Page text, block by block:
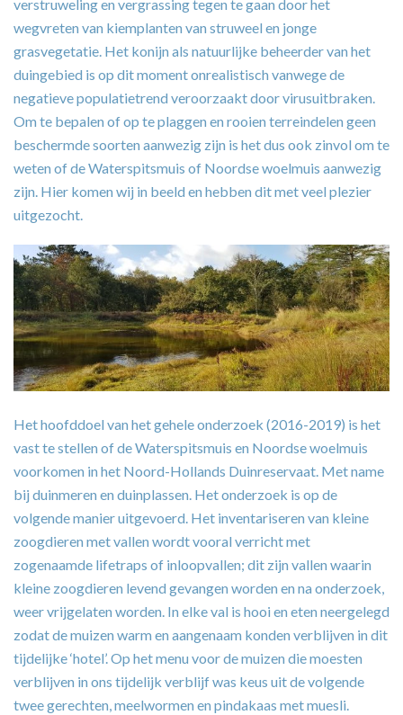
verstruweling en vergrassing tegen te gaan door het
wegvreten van kiemplanten van struweel en jonge
grasvegetatie. Het konijn als natuurlijke beheerder van het
duingebied is op dit moment onrealistisch vanwege de
negatieve populatietrend veroorzaakt door virusuitbraken.
Om te bepalen of op te plaggen en rooien terreindelen geen
beschermde soorten aanwezig zijn is het dus ook zinvol om te
weten of de Waterspitsmuis of Noordse woelmuis aanwezig
zijn. Hier komen wij in beeld en hebben dit met veel plezier
uitgezocht.
Het hoofddoel van het gehele onderzoek (2016-2019) is het
vast te stellen of de Waterspitsmuis en Noordse woelmuis
voorkomen in het Noord-Hollands Duinreservaat. Met name
bij duinmeren en duinplassen. Het onderzoek is op de
volgende manier uitgevoerd. Het inventariseren van kleine
zoogdieren met vallen wordt vooral verricht met
zogenaamde lifetraps of inloopvallen; dit zijn vallen waarin
kleine zoogdieren levend gevangen worden en na onderzoek,
weer vrijgelaten worden. In elke val is hooi en eten neergelegd
zodat de muizen warm en aangenaam konden verblijven in dit
tijdelijke ‘hotel’. Op het menu voor de muizen die moesten
verblijven in ons tijdelijk verblijf was keus uit de volgende
twee gerechten, meelwormen en pindakaas met muesli.